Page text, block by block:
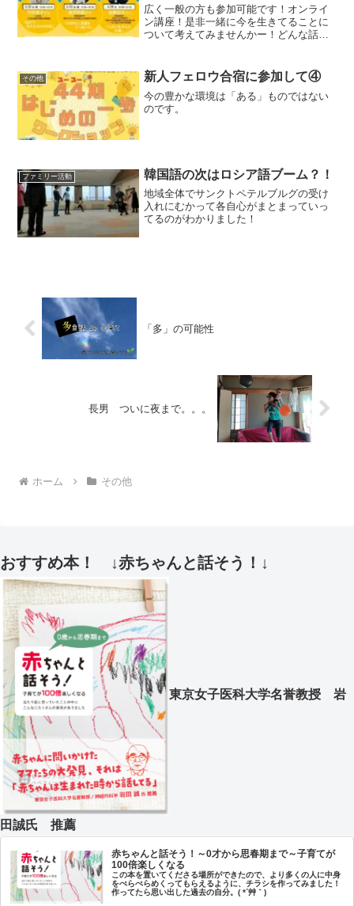
広く一般の方も参加可能です！オンライ
ン講座！是非一緒に今を生きてることに
ついて考えてみませんかー！どんな話を
その他 新人フェロウ合宿に参加して④
今の豊かな環境は「ある」ものではない
のです。
ファミリー活動 韓国語の次はロシア語ブーム？！
地域全体でサンクトペテルブルグの受け
入れにむかって各自心がまとまっていっ
てるのがわかりました！
「多」の可能性
長男 ついに夜まで。。。
ホーム その他
おすすめ本！ ↓赤ちゃんと話そう！↓
東京女子医科大学名誉教授 岩
田誠氏 推薦
赤ちゃんと話そう！～0才から思春期まで～子育てが
100倍楽しくなる
この本を置いてくださる場所ができたので、より多くの人に中身
をぺらぺらめくってもらえるように、チラシを作ってみました！
作ってたら思い出した過去の自分。( *´艸｀)